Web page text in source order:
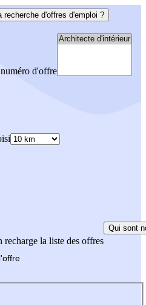
recherche d'offres d'emploi ?
d'offre
recharge la liste des offres
Qui sont